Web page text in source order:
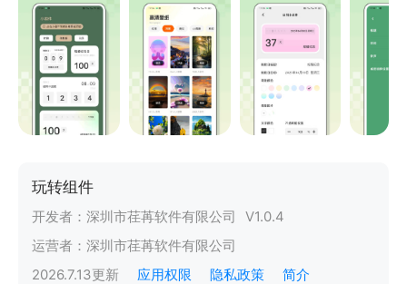
玩转组件
开发者： 深圳市荏苒软件有限公司 V1.0.4
运营者： 深圳市荏苒软件有限公司
2026.7.13更新 应用权限 隐私政策 简介